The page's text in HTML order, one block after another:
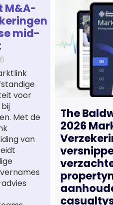
M&A-
mid-
voor
Met de
van
The
2026